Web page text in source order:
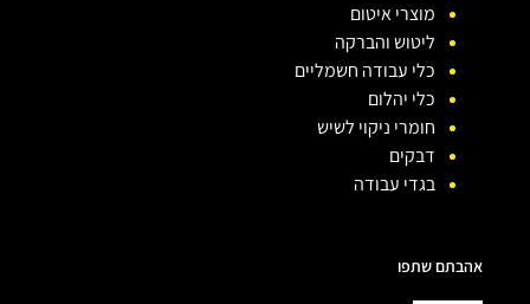
מוצרי איטום
ליטוש והברקה
כלי עבודה חשמליים
כלי יהלום
חומרי ניקוי לשיש
דבקים
בגדי עבודה
אהבתם שתפו